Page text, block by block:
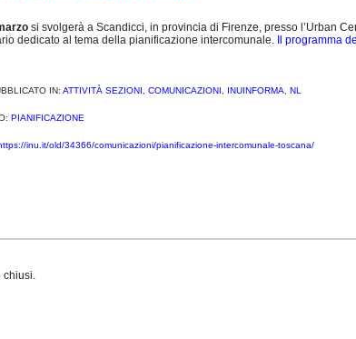
si svolgerà a Scandicci, in provincia di Firenze, presso l’Urban
dedicato al tema della pianificazione intercomunale.
Il programma
IN: ATTIVITÀ SEZIONI COMUNICAZIONI INUINFORMA NL
PIANIFICAZIONE
inu.it/old/34366/comunicazioni/pianificazione-intercomunale-toscana/
chiusi.